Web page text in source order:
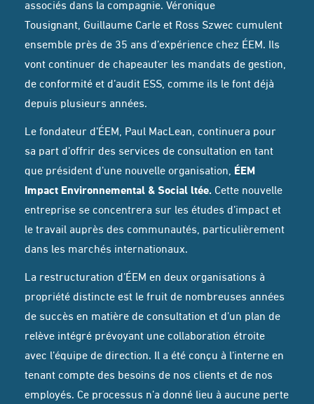
associés dans la compagnie. Véronique
Tousignant, Guillaume Carle et Ross Szwec cumulent
ensemble près de 35 ans d’expérience chez ÉEM. Ils
vont continuer de chapeauter les mandats de gestion,
de conformité et d’audit ESS, comme ils le font déjà
depuis plusieurs années.
Le fondateur d’ÉEM, Paul MacLean, continuera pour
sa part d’offrir des services de consultation en tant
que président d’une nouvelle organisation, ÉEM
Impact Environnemental & Social ltée. Cette nouvelle
entreprise se concentrera sur les études d’impact et
le travail auprès des communautés, particulièrement
dans les marchés internationaux.
La restructuration d’ÉEM en deux organisations à
propriété distincte est le fruit de nombreuses années
de succès en matière de consultation et d’un plan de
relève intégré prévoyant une collaboration étroite
avec l’équipe de direction. Il a été conçu à l’interne en
tenant compte des besoins de nos clients et de nos
employés. Ce processus n’a donné lieu à aucune perte